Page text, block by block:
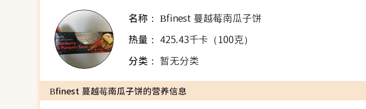
名称： Bfinest 蔓越莓南瓜子饼
热量： 425.43千卡（100克）
分类： 暂无分类
Bfinest 蔓越莓南瓜子饼的营养信息